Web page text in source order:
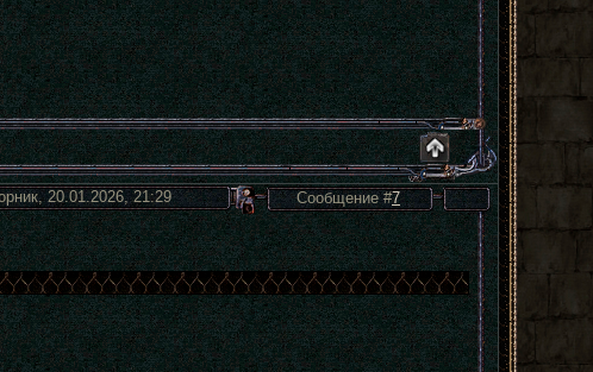
20.01.2026, 21:29 Сообщение #7